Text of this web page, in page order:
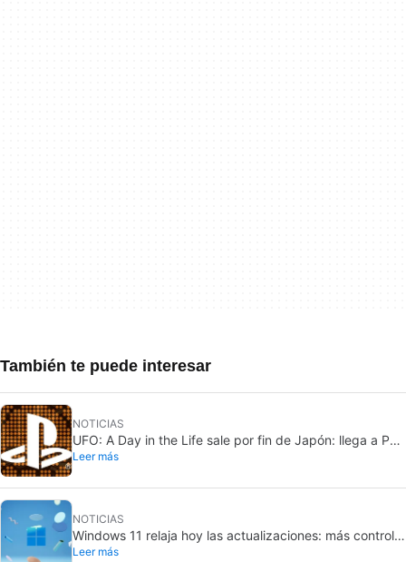
También te puede interesar
NOTICIAS
UFO: A Day in the Life sale por fin de Japón: llega a PS5
y Nintendo Switch 2
Leer más
NOTICIAS
Windows 11 relaja hoy las actualizaciones: más control
para aplazarlas
Leer más